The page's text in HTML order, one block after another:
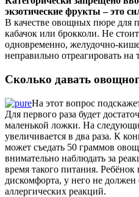
экзотические фрукты – это
В качестве овощных пюре для
кабачок или брокколи. Не
одновременно, желудочно-
неправильно отреагировать
Сколько давать
На этот вопрос
Для первого раза будет
маленькой ложки. На
увеличивается в два раза. К
может съедать 50 граммов
внимательно наблюдать за
время такого питания.
дискомфорта, у него не должен
аллергических реакций.